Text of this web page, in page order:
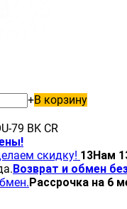
+В корзину
79 BK CR
скидку! 13Нам
Возврат и обмен
Рассрочка на 6